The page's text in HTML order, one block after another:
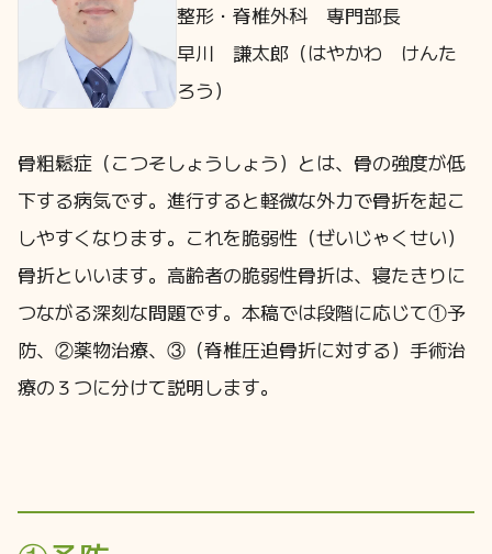
整形・脊椎外科 専門部長
早川 謙太郎（はやかわ けんた
ろう）
骨粗鬆症（こつそしょうしょう）とは、骨の強度が低
下する病気です。進行すると軽微な外力で骨折を起こ
しやすくなります。これを脆弱性（ぜいじゃくせい）
骨折といいます。高齢者の脆弱性骨折は、寝たきりに
つながる深刻な問題です。本稿では段階に応じて①予
防、②薬物治療、③（脊椎圧迫骨折に対する）手術治
療の３つに分けて説明します。